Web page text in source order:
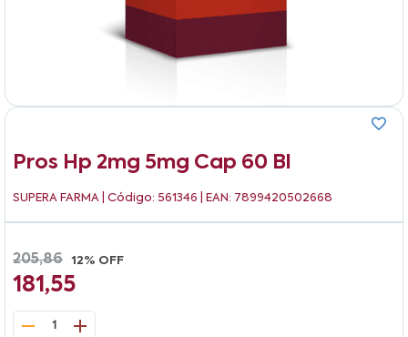
Pros Hp 2mg 5mg Cap 60 Bl
SUPERA FARMA | Código: 561346 | EAN: 7899420502668
205,86 12% OFF
181,55
1